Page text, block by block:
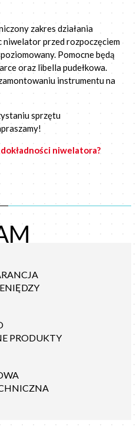
zakres działania
niwelator przed rozpoczęciem
Pomocne będą
oraz libella pudełkowa.
instrumentu na
sprzętu
niwelatora?
PRODUKTY